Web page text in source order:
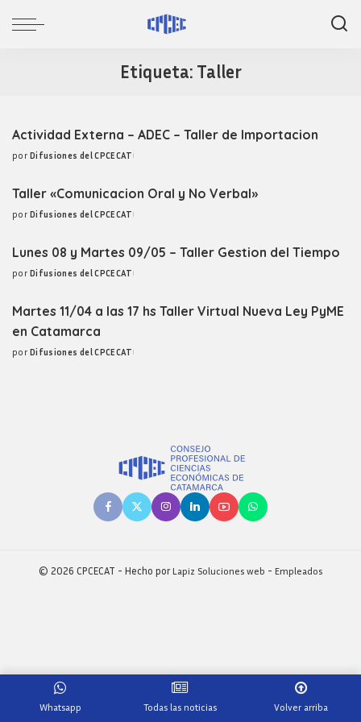
Etiqueta: Taller
Actividad Externa – ADEC – Taller de Importacion
Posted
por Difusiones del CPCECAT
Taller «Comunicacion Oral y No Verbal»
Posted
por Difusiones del CPCECAT
Lunes 08 y Martes 09/05 – Taller Gestion del Tiempo
Posted
por Difusiones del CPCECAT
Martes 11/04 a las 17 hs Taller Virtual Nueva Ley PyME
en Catamarca
Posted
por Difusiones del CPCECAT
© 2026 CPCECAT - Hecho por Lapiz Soluciones web - Empleados
Whatsapp Todas las noticias Volver arriba